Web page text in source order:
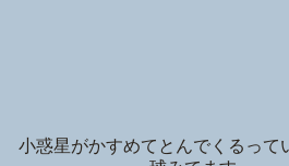
小惑星がかすめてとんでくるって